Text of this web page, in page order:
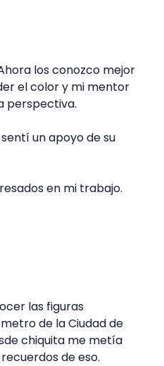
los conozco mejor
el color y mi mentor
perspectiva.
un apoyo de su
en mi trabajo.
las figuras
de la Ciudad de
chiquita me metía
de eso.